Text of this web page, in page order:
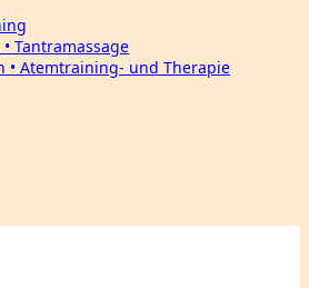
Tantramassage
• Atemtraining- und Therapie